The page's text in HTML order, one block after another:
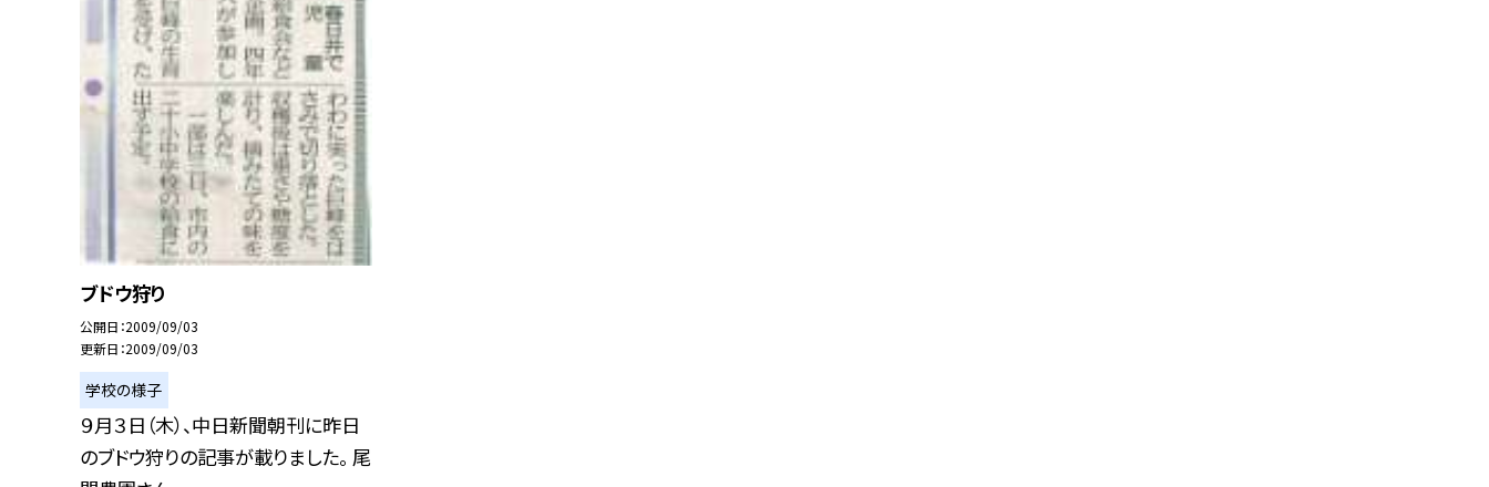
ブドウ狩り
公開日 2009/09/03
更新日 2009/09/03
学校の様子
９月３日（木）、中日新聞朝刊に昨日
のブドウ狩りの記事が載りました。 尾